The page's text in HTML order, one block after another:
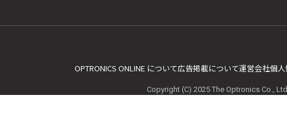
OPTRONICS ONLINE について広告掲載について運営会社個
Copyright (C) 2025 The Optronics Co.,